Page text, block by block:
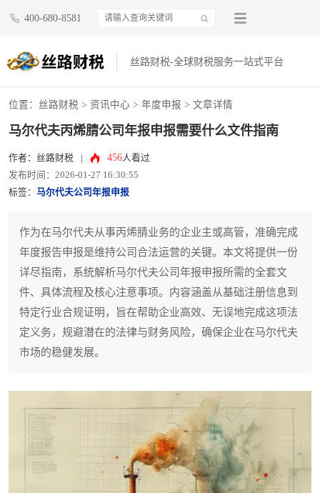
400-680-8581
丝路财税-全球财税服务一站式平台
位置： 丝路财税 > 资讯中心 > 年度申报 > 文章详情
马尔代夫丙烯腈公司年报申报需要什么文件指南
作者：丝路财税 456人看过
发布时间：2026-01-27 16:30:55
标签： 马尔代夫公司年报申报
作为在马尔代夫从事丙烯腈业务的企业主或高管，准确完成
年度报告申报是维持公司合法运营的关键。本文将提供一份
详尽指南，系统解析马尔代夫公司年报申报所需的全套文
件、具体流程及核心注意事项。内容涵盖从基础注册信息到
特定行业合规证明，旨在帮助企业高效、无误地完成这项法
定义务，规避潜在的法律与财务风险，确保企业在马尔代夫
市场的稳健发展。